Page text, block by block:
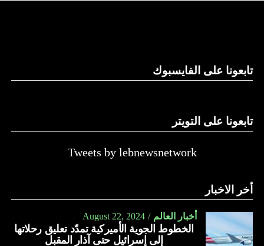
النهار
تابعونا على الفايسبوك
تابعونا على التويتر
Tweets by lebnewsnetwork
أخر الاخبار
أخبار العالم August 22, 2024
الخطوط الجوية الأميركية تمدّد تعليق رحلاتها
إلى إسرائيل حتى آذار المقبل